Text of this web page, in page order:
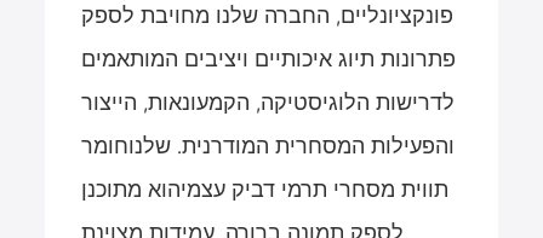
פונקציונליים, החברה שלנו מחויבת לספק
פתרונות תיוג איכותיים ויציבים המותאמים
לדרישות הלוגיסטיקה, הקמעונאות, הייצור
והפעילות המסחרית המודרנית. שלנוחומר
תווית מסחרי תרמי דביק עצמיהוא מתוכנן
לספק תמונה ברורה, עמידות מצוינת